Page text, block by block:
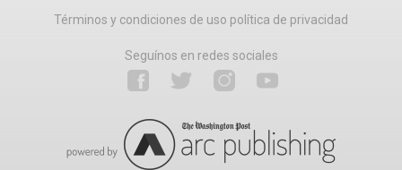
Términos y condiciones de uso política de privacidad
Seguínos en redes sociales